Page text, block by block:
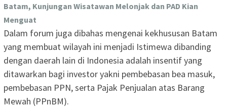
Batam, Kunjungan Wisatawan Melonjak dan PAD Kian
Menguat
Dalam forum juga dibahas mengenai kekhususan Batam
yang membuat wilayah ini menjadi Istimewa dibanding
dengan daerah lain di Indonesia adalah insentif yang
ditawarkan bagi investor yakni pembebasan bea masuk,
pembebasan PPN, serta Pajak Penjualan atas Barang
Mewah (PPnBM).